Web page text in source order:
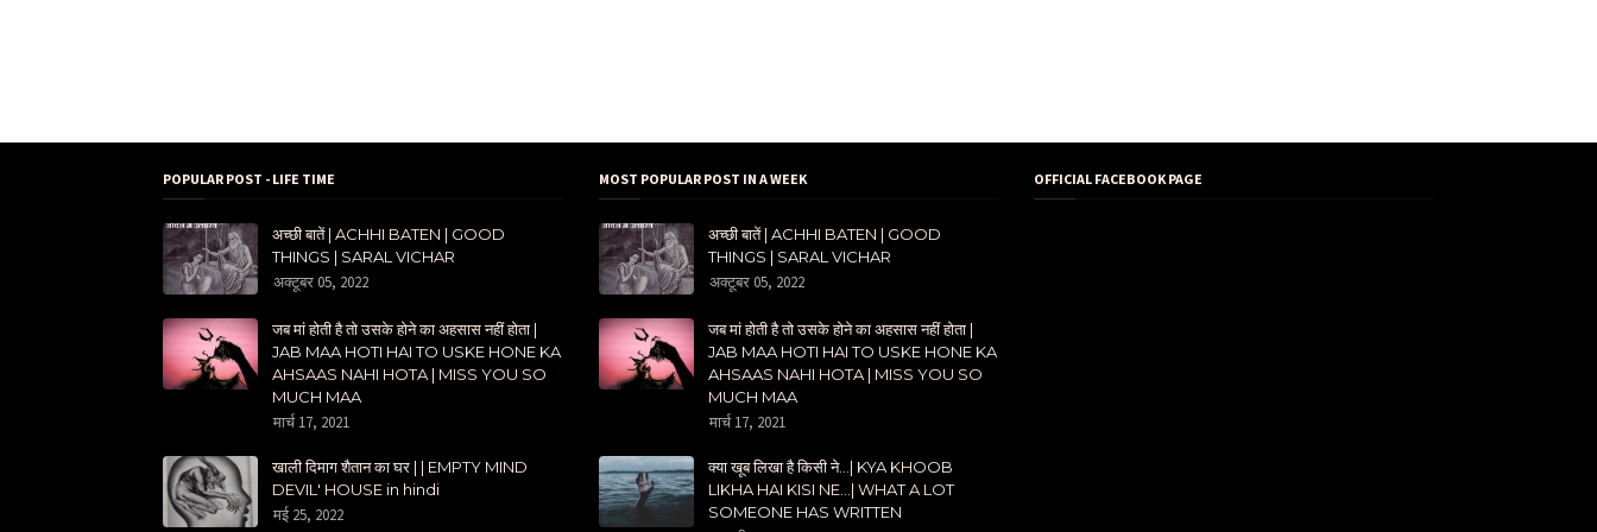
POPULAR POST - LIFE TIME
अच्छी बातें | ACHHI BATEN | GOOD
THINGS | SARAL VICHAR
अक्टूबर 05, 2022
जब मां होती है तो उसके होने का अहसास नहीं होता |
JAB MAA HOTI HAI TO USKE HONE KA
AHSAAS NAHI HOTA | MISS YOU SO
MUCH MAA
मार्च 17, 2021
खाली दिमाग शैतान का घर | | EMPTY MIND
DEVIL' HOUSE in hindi
मई 25, 2022
MOST POPULAR POST IN A WEEK
अच्छी बातें | ACHHI BATEN | GOOD
THINGS | SARAL VICHAR
अक्टूबर 05, 2022
जब मां होती है तो उसके होने का अहसास नहीं होता |
JAB MAA HOTI HAI TO USKE HONE KA
AHSAAS NAHI HOTA | MISS YOU SO
MUCH MAA
मार्च 17, 2021
क्या खूब लिखा है किसी ने...| KYA KHOOB
LIKHA HAI KISI NE...| WHAT A LOT
SOMEONE HAS WRITTEN
OFFICIAL FACEBOOK PAGE